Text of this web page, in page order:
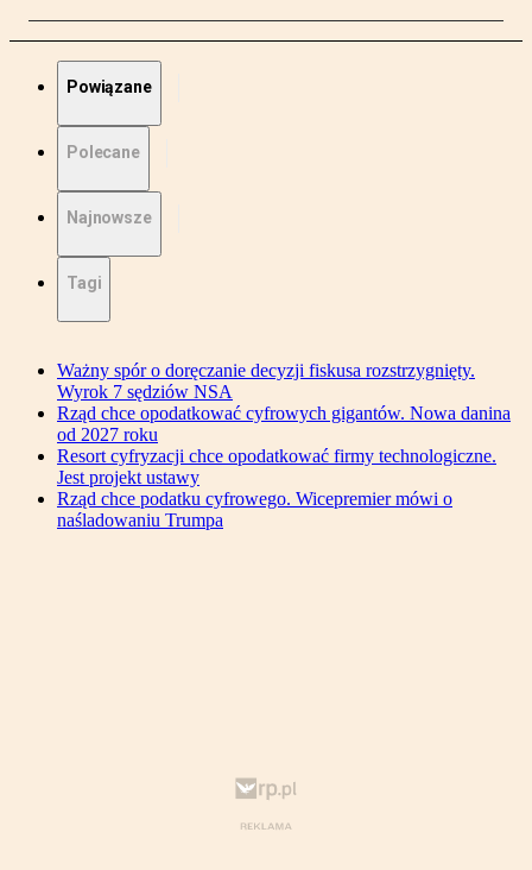
Powiązane
Polecane
Najnowsze
Tagi
Ważny spór o doręczanie decyzji fiskusa rozstrzygnięty.
Wyrok 7 sędziów NSA
Rząd chce opodatkować cyfrowych gigantów. Nowa danina
od 2027 roku
Resort cyfryzacji chce opodatkować firmy technologiczne.
Jest projekt ustawy
Rząd chce podatku cyfrowego. Wicepremier mówi o
naśladowaniu Trumpa